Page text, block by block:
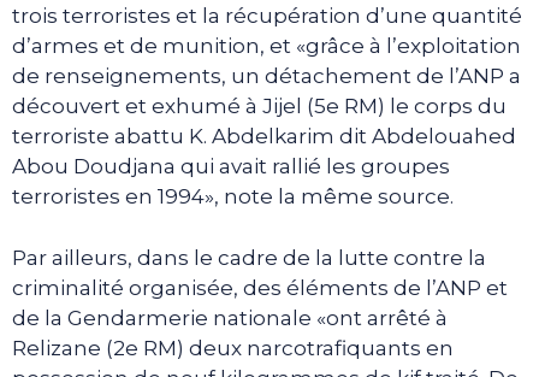
trois terroristes et la récupération d’une quantité
d’armes et de munition, et «grâce à l’exploitation
de renseignements, un détachement de l’ANP a
découvert et exhumé à Jijel (5e RM) le corps du
terroriste abattu K. Abdelkarim dit Abdelouahed
Abou Doudjana qui avait rallié les groupes
terroristes en 1994», note la même source.
Par ailleurs, dans le cadre de la lutte contre la
criminalité organisée, des éléments de l’ANP et
de la Gendarmerie nationale «ont arrêté à
Relizane (2e RM) deux narcotrafiquants en